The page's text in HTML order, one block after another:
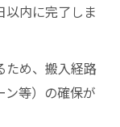
以内に完了しま
ため、搬入経路
ン等）の確保が